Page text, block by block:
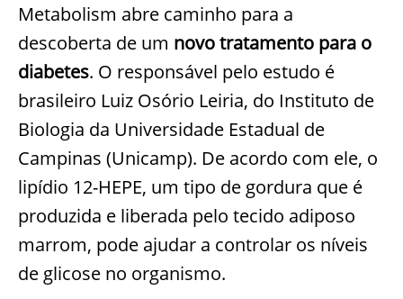
Metabolism abre caminho para a
descoberta de um novo tratamento para o
diabetes. O responsável pelo estudo é
brasileiro Luiz Osório Leiria, do Instituto de
Biologia da Universidade Estadual de
Campinas (Unicamp). De acordo com ele, o
lipídio 12-HEPE, um tipo de gordura que é
produzida e liberada pelo tecido adiposo
marrom, pode ajudar a controlar os níveis
de glicose no organismo.